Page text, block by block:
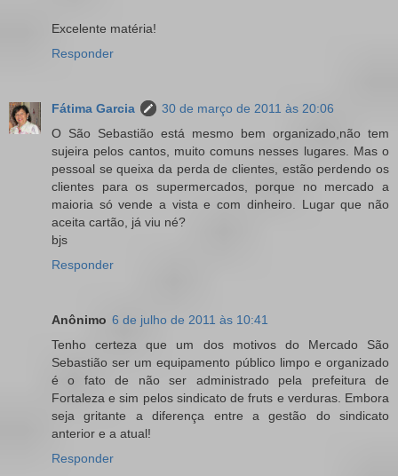
Excelente matéria!
Responder
Fátima Garcia
30 de março de 2011 às 20:06
O São Sebastião está mesmo bem organizado,não tem
sujeira pelos cantos, muito comuns nesses lugares. Mas o
pessoal se queixa da perda de clientes, estão perdendo os
clientes para os supermercados, porque no mercado a
maioria só vende a vista e com dinheiro. Lugar que não
aceita cartão, já viu né?
bjs
Responder
Anônimo 6 de julho de 2011 às 10:41
Tenho certeza que um dos motivos do Mercado São
Sebastião ser um equipamento público limpo e organizado
é o fato de não ser administrado pela prefeitura de
Fortaleza e sim pelos sindicato de fruts e verduras. Embora
seja gritante a diferença entre a gestão do sindicato
anterior e a atual!
Responder